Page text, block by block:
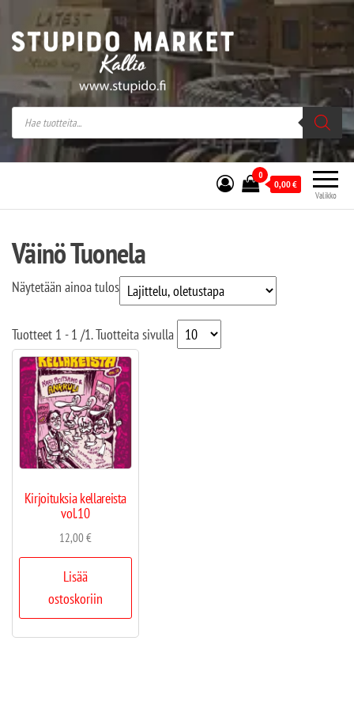
Stupido Market – verkossa ja kivijalassa
Stupido Market on vaihtoehtomusaan
erikoistunut verkko- sekä
kivijalkakauppa Helsingissä Kallion
sydämessä.
Valikko
0
0,00€
Väinö Tuonela
Näytetään ainoa tulos
Tuotteet 1 - 1 /1. Tuotteita sivulla
Kirjoituksia kellareista
vol.10
12,00€
Lisää
ostoskoriin